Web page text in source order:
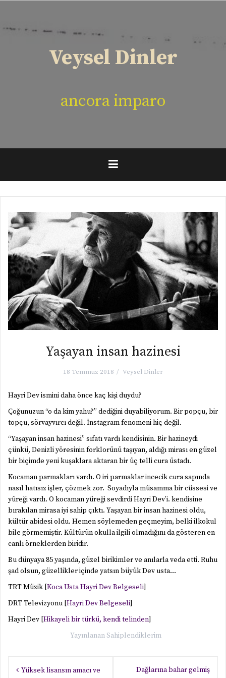
Veysel Dinler
ancora imparo
Yaşayan insan hazinesi
18 Temmuz 2018 Veysel Dinler
Hayri Dev ismini daha önce kaç kişi duydu?
Çoğunuzun “o da kim yahu?” dediğini duyabiliyorum. Bir popçu, bir
topçu, sörvayvırcı değil. İnstagram fenomeni hiç değil.
“Yaşayan insan hazinesi” sıfatı vardı kendisinin. Bir hazineydi
çünkü, Denizli yöresinin forklorünü taşıyan, aldığı mirası en güzel
bir biçimde yeni kuşaklara aktaran bir üç telli cura üstadı.
Kocaman parmakları vardı. O iri parmaklar incecik cura sapında
nasıl hatısız işler, çözmek zor. Soyadıyla müsamma bir cüssesi ve
yüreği vardı. O kocaman yüreği sevdirdi Hayri Dev’i. kendisine
bırakılan mirasa iyi sahip çıktı. Yaşayan bir insan hazinesi oldu,
kültür abidesi oldu. Hemen söylemeden geçmeyim, belki ilkokul
bile görmemiştir. Kültürün okulla ilgili olmadığını da gösteren en
canlı örneklerden biridir.
Bu dünyaya 85 yaşında, güzel birikimler ve anılarla veda etti. Ruhu
şad olsun, güzellikler içinde yatsın büyük Dev usta…
TRT Müzik [Koca Usta Hayri Dev Belgeseli]
DRT Televizyonu [Hayri Dev Belgeseli]
Hayri Dev [Hikayeli bir türkü, kendi telinden]
Yayınlanan Sahiplendiklerim
Yazı
Yüksek lisansın amacı ve
Dağlarına bahar gelmiş